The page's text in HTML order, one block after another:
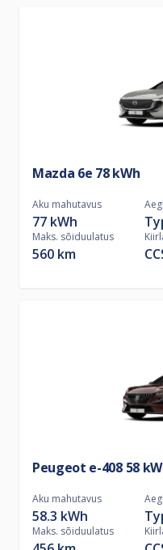
Mazda 6e 78 kWh
Aku mahutavus
77 kWh
Maks. sõiduulatus
560 km
Peugeot e-408 58
Aku mahutavus
58.3 kWh
Maks. sõiduulatus